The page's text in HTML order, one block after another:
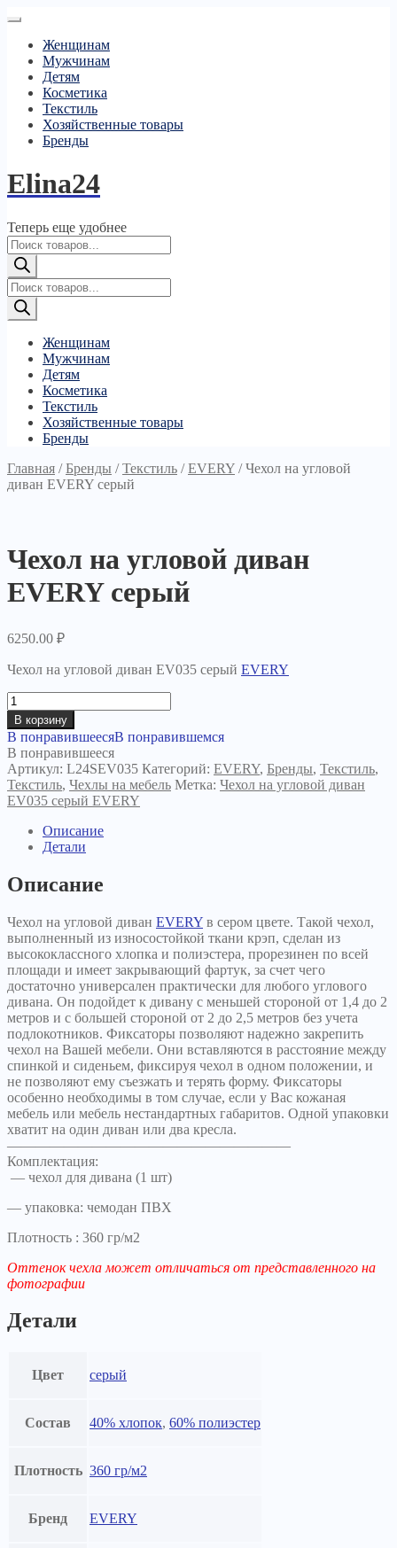
Женщинам
Мужчинам
Детям
Косметика
Текстиль
Хозяйственные товары
Бренды
Elina24
Теперь еще удобнее
Поиск
товаров
Поиск
товаров
Женщинам
Мужчинам
Детям
Косметика
Текстиль
Хозяйственные товары
Бренды
Главная /Бренды /Текстиль /EVERY /Чехол на угловой
диван EVERY серый
Чехол на угловой диван
EVERY серый
6250.00 ₽
Чехол на угловой диван EV035 серый EVERY
Количество
товара
Чехол
на
угловой
диван
EVERY
серый
В корзину
В понравившеесяВ понравившемся
В понравившееся
Артикул: L24SEV035 Категорий: EVERY, Бренды, Текстиль,
Текстиль, Чехлы на мебель Метка: Чехол на угловой диван
EV035 серый EVERY
Описание
Детали
Описание
Чехол на угловой диван EVERY в сером цвете. Такой чехол,
выполненный из износостойкой ткани крэп, сделан из
высококлассного хлопка и полиэстера, прорезинен по всей
площади и имеет закрывающий фартук, за счет чего
достаточно универсален практически для любого углового
дивана. Он подойдет к дивану с меньшей стороной от 1,4 до 2
метров и с большей стороной от 2 до 2,5 метров без учета
подлокотников. Фиксаторы позволяют надежно закрепить
чехол на Вашей мебели. Они вставляются в расстояние между
спинкой и сиденьем, фиксируя чехол в одном положении, и
не позволяют ему съезжать и терять форму. Фиксаторы
особенно необходимы в том случае, если у Вас кожаная
мебель или мебель нестандартных габаритов. Одной упаковки
хватит на один диван или два кресла.
————————————————————
Комплектация:
— чехол для дивана (1 шт)
— упаковка: чемодан ПВХ
Плотность : 360 гр/м2
Оттенок чехла может отличаться от представленного на
фотографии
Детали
Цвет серый
Состав 40% хлопок, 60% полиэстер
Плотность 360 гр/м2
Бренд EVERY